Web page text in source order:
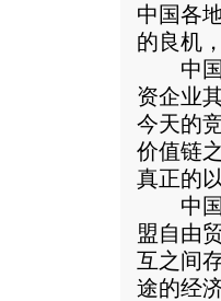
中国各
的良机
中国
资企业
今天的
价值链
真正的
中国
盟自由
互之间
途的经